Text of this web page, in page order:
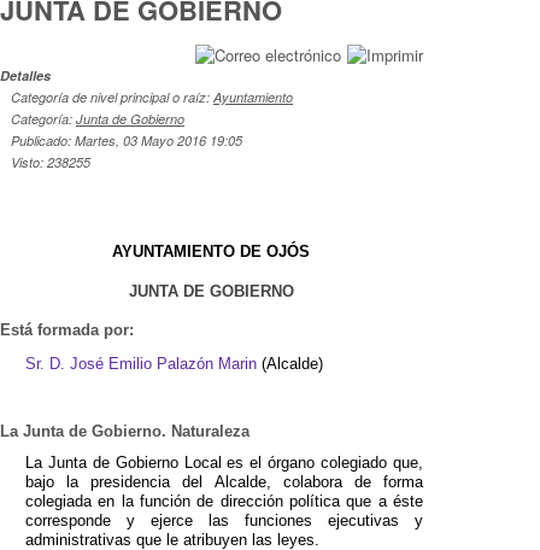
JUNTA DE GOBIERNO
Detalles
Categoría de nivel principal o raíz: Ayuntamiento
Categoría: Junta de Gobierno
Publicado: Martes, 03 Mayo 2016 19:05
Visto: 238255
AYUNTAMIENTO DE OJÓS
JUNTA DE GOBIERNO
Está formada por:
Sr. D. José Emilio Palazón Marin (Alcalde)
La Junta de Gobierno. Naturaleza
La Junta de Gobierno Local es el órgano colegiado que,
bajo la presidencia del Alcalde, colabora de forma
colegiada en la función de dirección política que a éste
corresponde y ejerce las funciones ejecutivas y
administrativas que le atribuyen las leyes.